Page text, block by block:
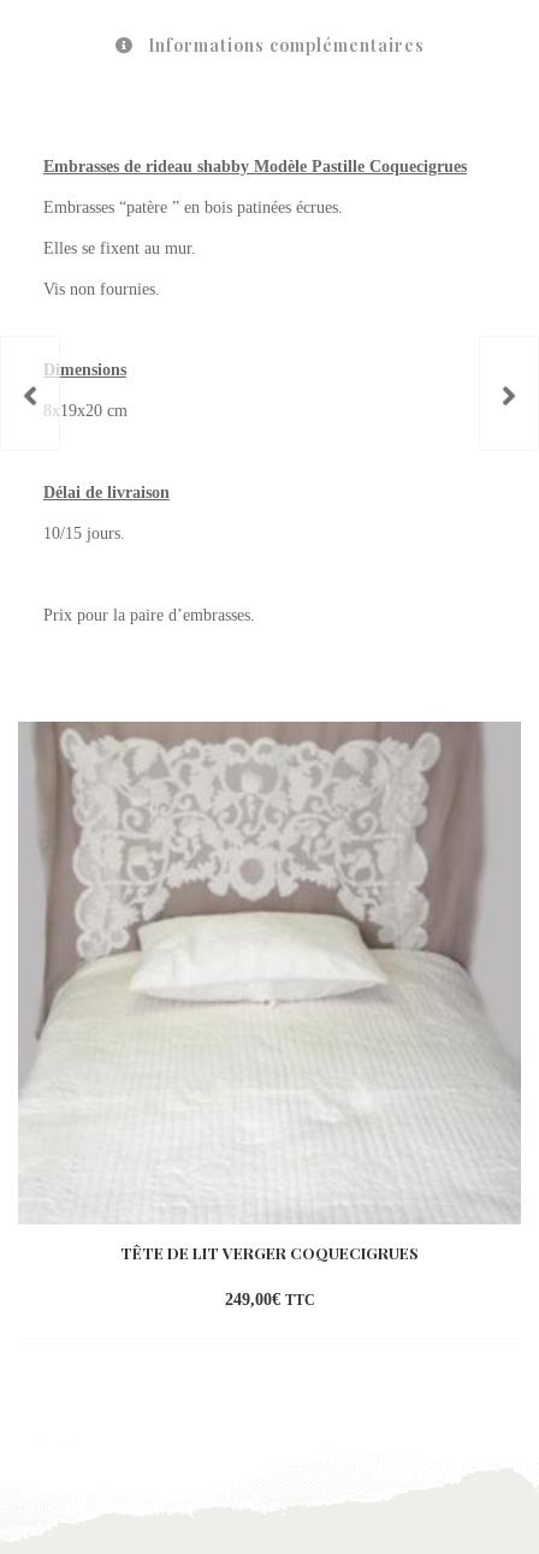
Informations complémentaires
Embrasses de rideau shabby Modèle Pastille Coquecigrues
Embrasses “patère ” en bois patinées écrues.
Elles se fixent au mur.
Vis non fournies.
Dimensions
8x19x20 cm
Délai de livraison
10/15 jours.
Prix pour la paire d’embrasses.
TÊTE DE LIT VERGER COQUECIGRUES
249,00€ TTC